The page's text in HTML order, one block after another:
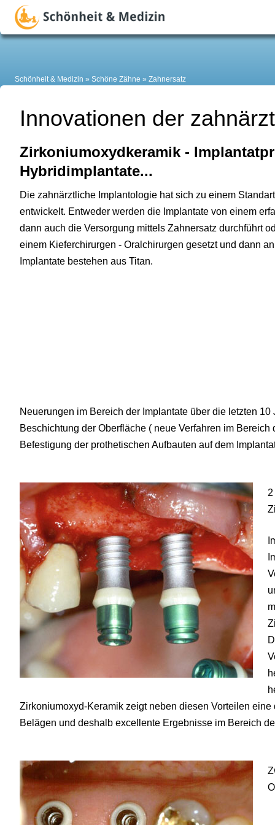
Schönheit & Medizin Schöne Zähne Zahnersatz
Innovationen der
Zirkoniumoxydkeramik -
Hybridimplantate...
Die zahnärztliche Implantologie hat sich zu einem
entwickelt. Entweder werden die Implantate von einem
dann auch die Versorgung mittels Zahnersatz durchführt
einem Kieferchirurgen - Oralchirurgen gesetzt und dann
Implantate bestehen aus Titan.
Neuerungen im Bereich der Implantate über die letzten
Beschichtung der Oberfläche ( neue Verfahren im
Befestigung der prothetischen Aufbauten auf dem
Zirkoniumoxyd-Keramik zeigt neben diesen Vorteilen
Belägen und deshalb excellente Ergebnisse im Bereich